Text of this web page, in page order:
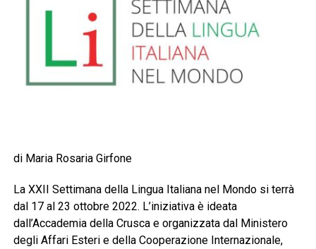
di Maria Rosaria Girfone
La XXII Settimana della Lingua Italiana nel Mondo si terrà
dal 17 al 23 ottobre 2022. L’iniziativa è ideata
dall’Accademia della Crusca e organizzata dal Ministero
degli Affari Esteri e della Cooperazione Internazionale,